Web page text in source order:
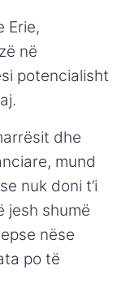
Erie,
në
potencialisht
dhe
mund
nuk doni t’i
jesh shumë
nëse
po të